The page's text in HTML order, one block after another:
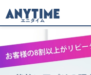
ANYTIME
エニタイム